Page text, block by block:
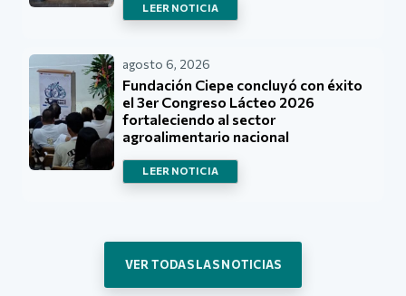
LEER NOTICIA
agosto 6, 2026
Fundación Ciepe concluyó con éxito
el 3er Congreso Lácteo 2026
fortaleciendo al sector
agroalimentario nacional
LEER NOTICIA
VER TODAS LAS NOTICIAS